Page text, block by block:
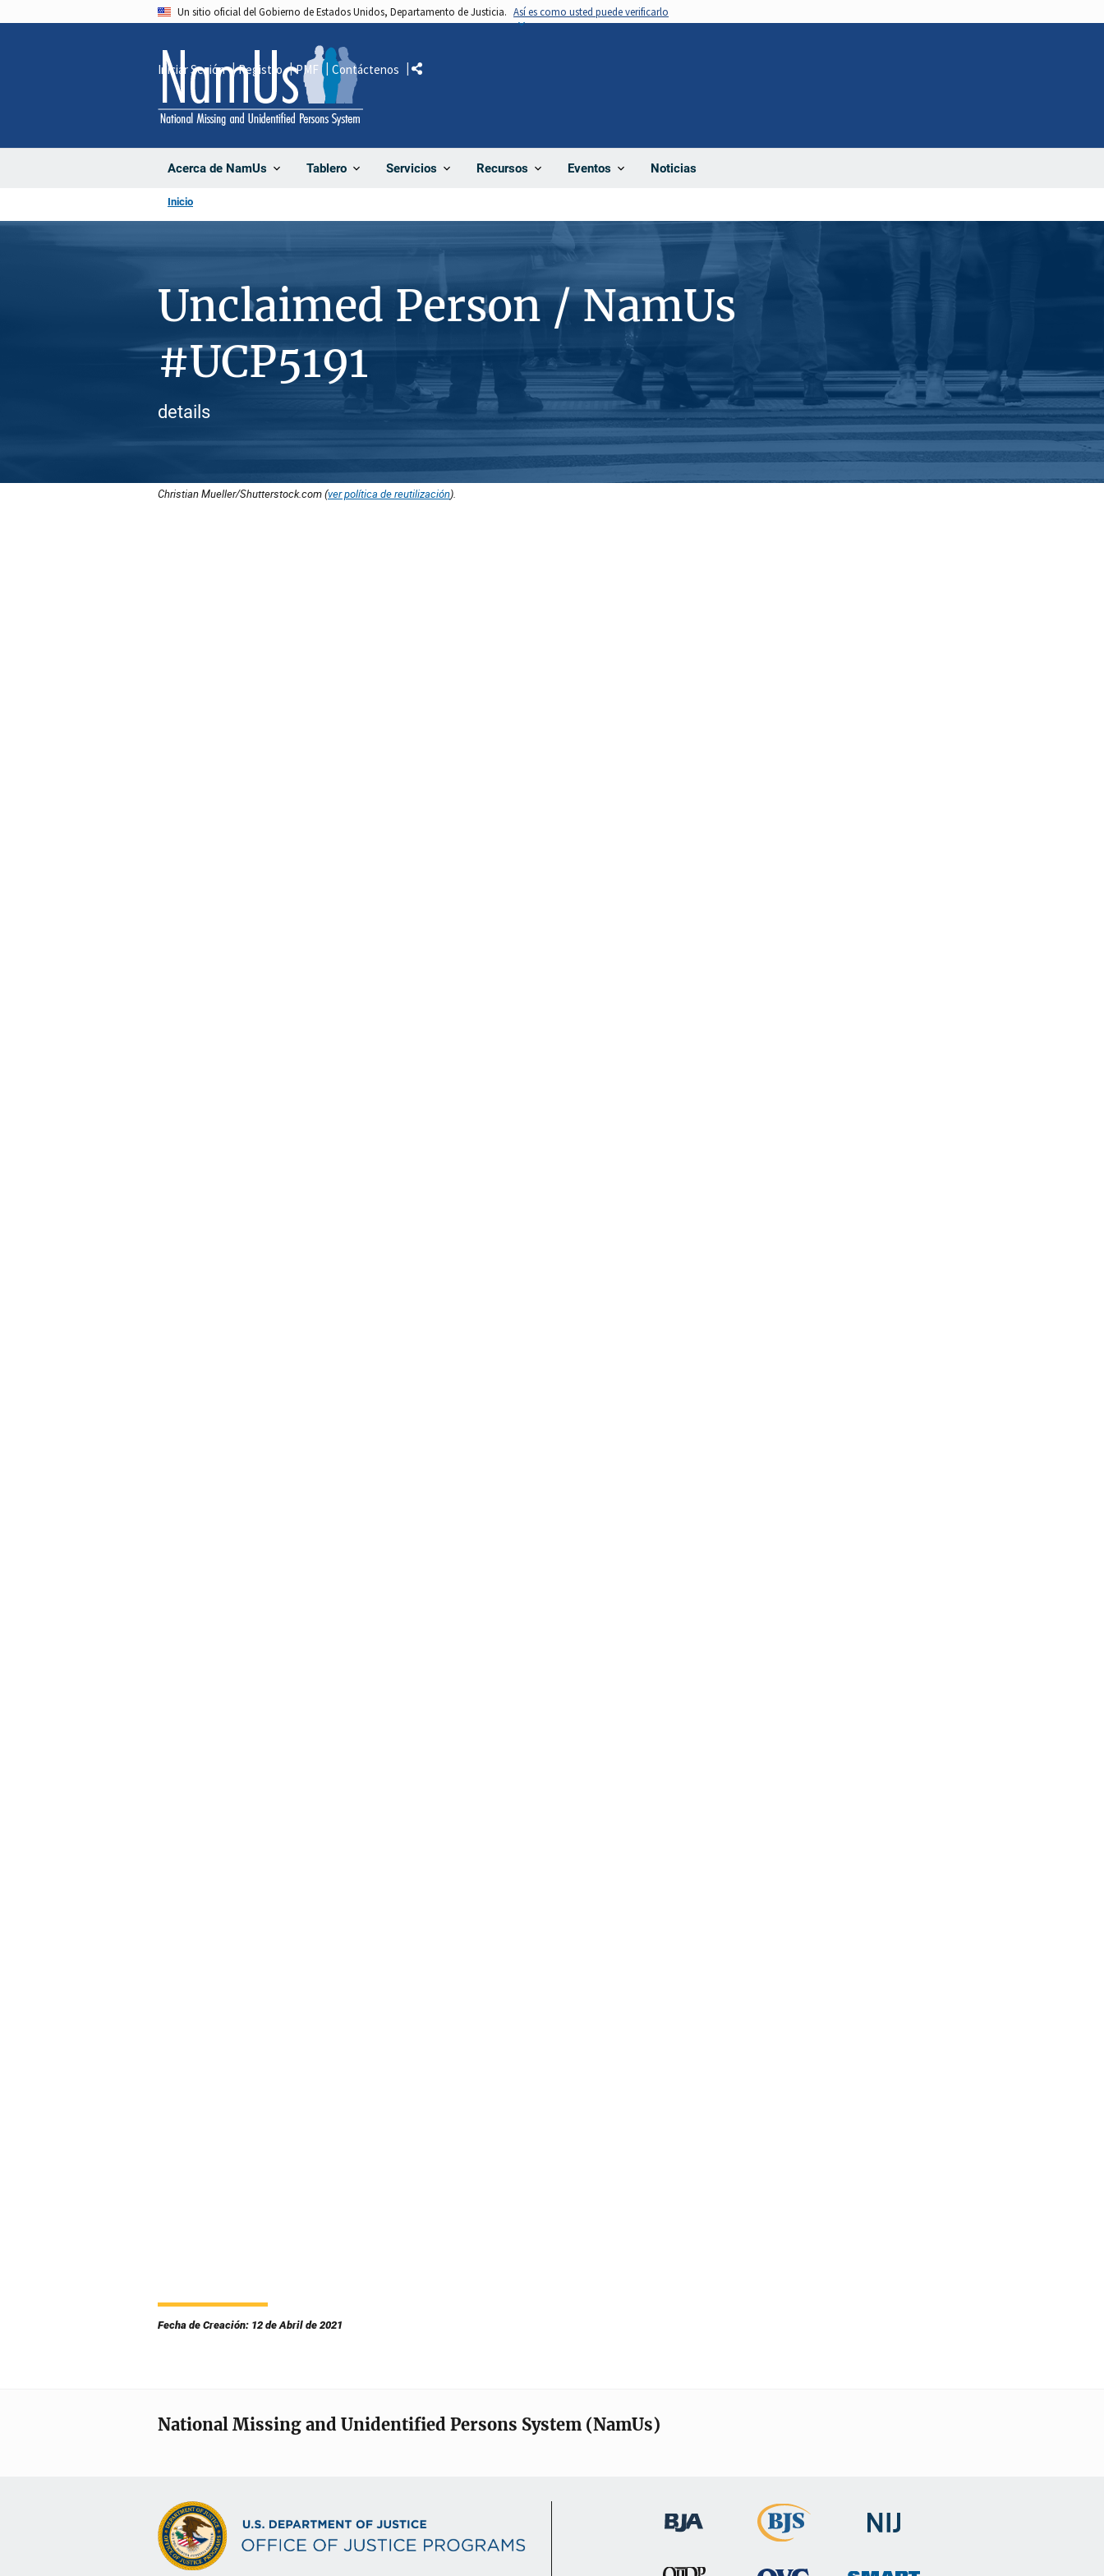
Un sitio oficial del Gobierno de Estados Unidos, Departamento de Justicia. Así es como usted puede verificarlo
Acerca de NamUs Tablero Servicios Recursos Eventos Noticias
Iniciar Sesión Registro PMF Contáctenos Comparte
Inicio
Unclaimed Person / NamUs
#UCP5191
details
Christian Mueller/Shutterstock.com (ver política de reutilización).
Fecha de Creación: 12 de Abril de 2021
National Missing and Unidentified Persons System (NamUs)